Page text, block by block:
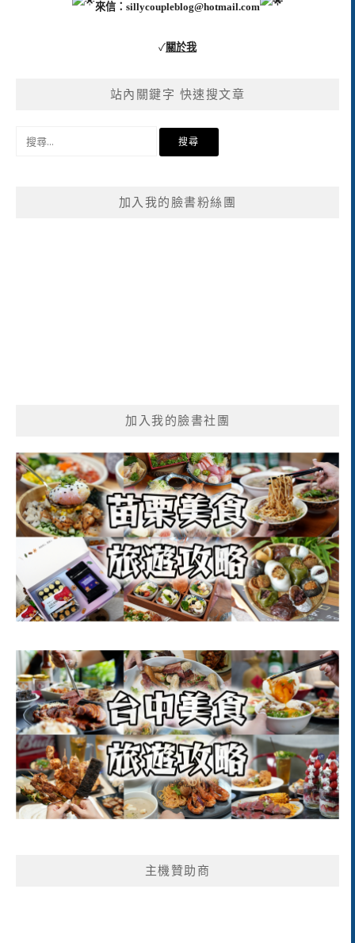
來信： sillycoupleblog@hotmail.com
✓關於我
站內關鍵字 快速搜文章
加入我的臉書粉絲團
加入我的臉書社團
主機贊助商